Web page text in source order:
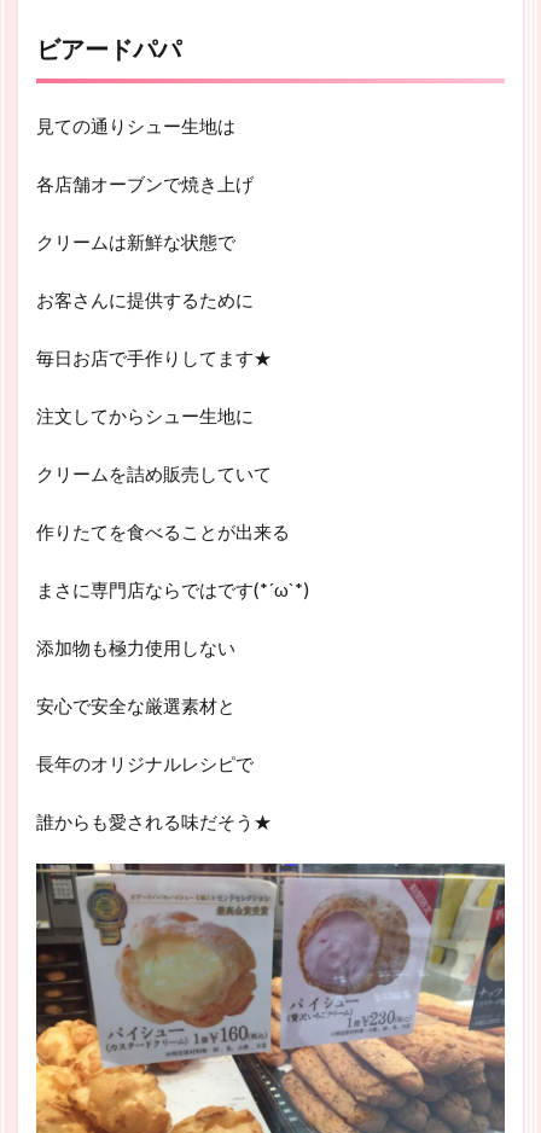
ビアードパパ
見ての通りシュー生地は
各店舗オーブンで焼き上げ
クリームは新鮮な状態で
お客さんに提供するために
毎日お店で手作りしてます★
注文してからシュー生地に
クリームを詰め販売していて
作りたてを食べることが出来る
まさに専門店ならではです(*´ω`*)
添加物も極力使用しない
安心で安全な厳選素材と
長年のオリジナルレシピで
誰からも愛される味だそう★